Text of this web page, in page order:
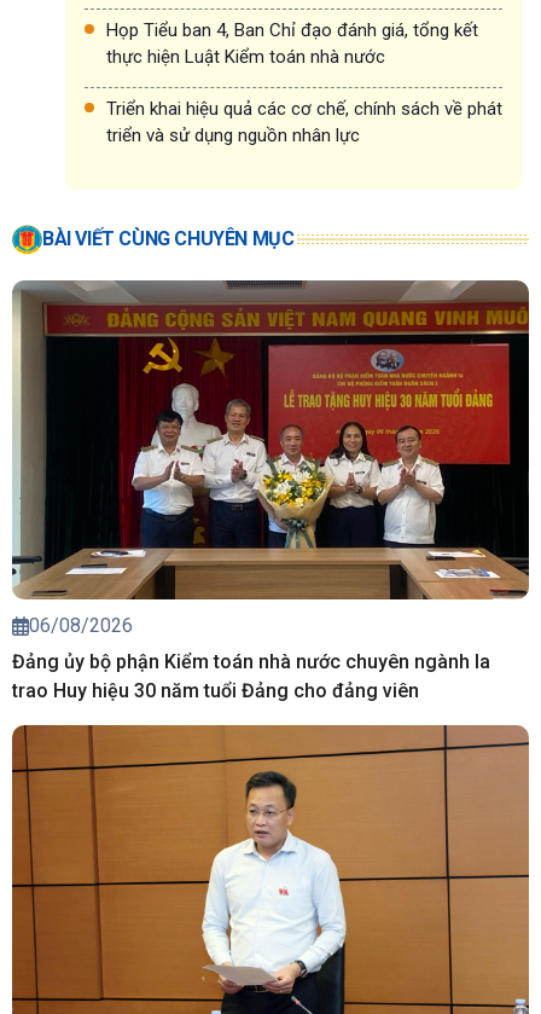
Họp Tiểu ban 4, Ban Chỉ đạo đánh giá, tổng kết
thực hiện Luật Kiểm toán nhà nước
Triển khai hiệu quả các cơ chế, chính sách về phát
triển và sử dụng nguồn nhân lực
BÀI VIẾT CÙNG CHUYÊN MỤC
06/08/2026
Đảng ủy bộ phận Kiểm toán nhà nước chuyên ngành Ia
trao Huy hiệu 30 năm tuổi Đảng cho đảng viên